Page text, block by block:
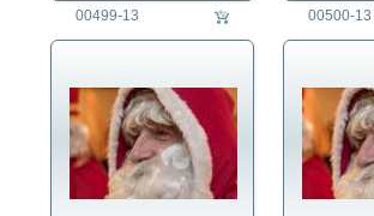
00499-13 00500-13